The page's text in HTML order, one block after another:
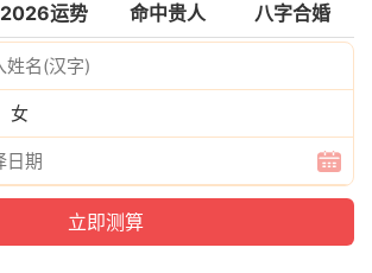
2026运势 命中贵人 八字合婚
女